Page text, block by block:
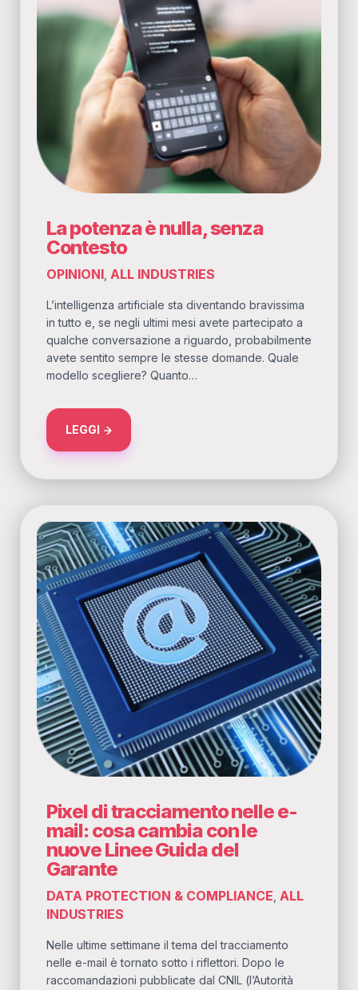
La potenza è nulla, senza
Contesto
OPINIONI ALL INDUSTRIES
L’intelligenza artificiale sta diventando bravissima
in tutto e, se negli ultimi mesi avete partecipato a
qualche conversazione a riguardo, probabilmente
avete sentito sempre le stesse domande. Quale
modello scegliere? Quanto…
LEGGIABOUT LA POTENZA È NULLA, SENZA
Pixel di tracciamento nelle e-
mail: cosa cambia con le
nuove Linee Guida del
Garante
DATA PROTECTION & COMPLIANCE ALL
INDUSTRIES
Nelle ultime settimane il tema del tracciamento
nelle e-mail è tornato sotto i riflettori. Dopo le
raccomandazioni pubblicate dal CNIL (l’Autorità